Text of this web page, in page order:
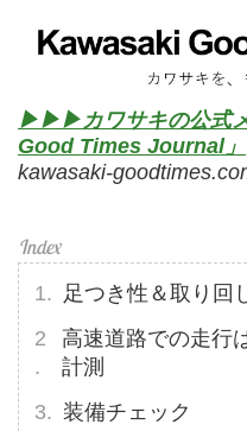
▶▶▶カワサキの公式
Good Times Journal」
kawasaki-
足つき性＆取り回
高速道路での走行
計測
装備チェック